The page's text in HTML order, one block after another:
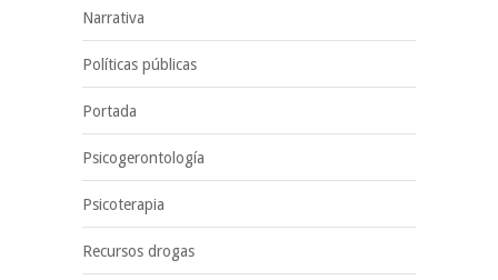
Narrativa
Políticas públicas
Portada
Psicogerontología
Psicoterapia
Recursos drogas